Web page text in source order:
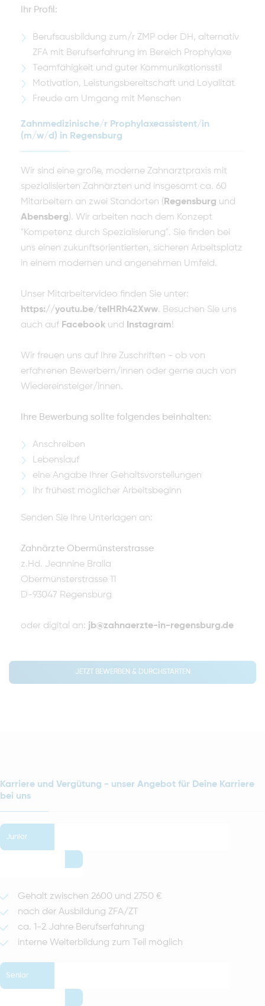
Ihr Profil:
Berufsausbildung zum/r ZMP oder DH, alternativ
ZFA mit Berufserfahrung im Bereich Prophylaxe
Teamfähigkeit und guter Kommunikationsstil
Motivation, Leistungsbereitschaft und Loyalität
Freude am Umgang mit Menschen
Zahnmedizinische/r Prophylaxeassistent/in
(m/w/d) in Regensburg
Wir sind eine große, moderne Zahnarztpraxis mit
spezialisierten Zahnärzten und insgesamt ca. 60
Mitarbeitern an zwei Standorten ( Regensburg und
Abensberg). Wir arbeiten nach dem Konzept
"Kompetenz durch Spezialisierung". Sie finden bei
uns einen zukunftsorientierten, sicheren Arbeitsplatz
in einem modernen und angenehmen Umfeld.
Unser Mitarbeitervideo finden Sie unter:
https://youtu.be/teIHRh42Xww. Besuchen Sie uns
auch auf Facebook und Instagram!
Wir freuen uns auf Ihre Zuschriften - ob von
erfahrenen Bewerbern/innen oder gerne auch von
Wiedereinsteiger/innen.
Ihre Bewerbung sollte folgendes beinhalten:
Anschreiben
Lebenslauf
eine Angabe Ihrer Gehaltsvorstellungen
Ihr frühest möglicher Arbeitsbeginn
Senden Sie Ihre Unterlagen an:
Zahnärzte Obermünsterstrasse
z.Hd. Jeannine Bralla
Obermünsterstrasse 11
D-93047 Regensburg
oder digital an: jb@zahnaerzte-in-regensburg.de
JETZT BEWERBEN & DURCHSTARTEN
Karriere und Vergütung - unser Angebot für Deine Karriere
bei uns
Junior
Gehalt zwischen 2600 und 2750 €
nach der Ausbildung ZFA/ZT
ca. 1-2 Jahre Berufserfahrung
interne Weiterbildung zum Teil möglich
Senior